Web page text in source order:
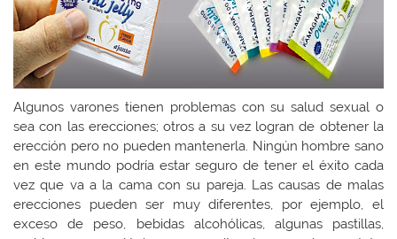
Algunos varones tienen problemas con su salud sexual o
sea con las erecciones; otros a su vez logran de obtener la
erección pero no pueden mantenerla. Ningún hombre sano
en este mundo podría estar seguro de tener el éxito cada
vez que va a la cama con su pareja. Las causas de malas
erecciones pueden ser muy diferentes, por ejemplo, el
exceso de peso, bebidas alcohólicas, algunas pastillas,